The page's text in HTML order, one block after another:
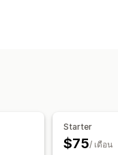
Starter
$75/ เดือน